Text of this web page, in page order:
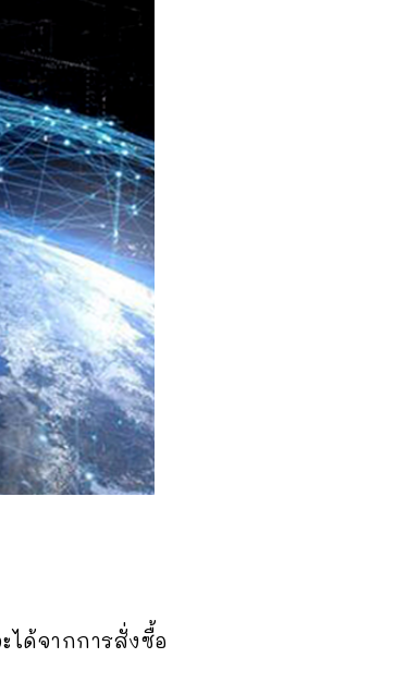
ด้จากการสั่งซื้อ